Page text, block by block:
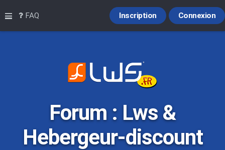
Raccourcis
FAQ Connexion
Inscription
Forum : Lws &
Hebergeur-discount